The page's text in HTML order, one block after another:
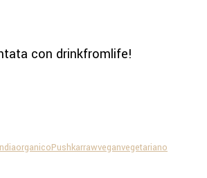
con drinkfromlife!
organicoPushkarrawveganvegetariano